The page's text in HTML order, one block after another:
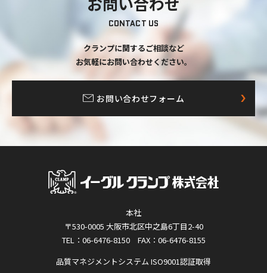
CONTACT US
クランプに関するご相談など
お気軽にお問い合わせください。
お問い合わせフォーム
本社
〒530-0005 大阪市北区中之島6丁目2-40
TEL：06-6476-8150 FAX：06-6476-8155
品質マネジメントシステム ISO9001認証取得